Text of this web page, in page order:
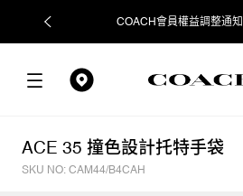
COACH會員權益調整通知
ACE 35 撞色設計托特手袋
SKU NO: CAM44/B4CAH